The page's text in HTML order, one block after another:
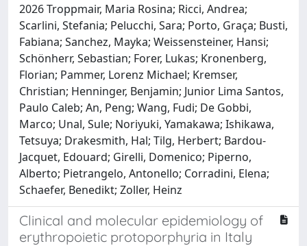
2026 Troppmair, Maria Rosina; Ricci, Andrea;
Scarlini, Stefania; Pelucchi, Sara; Porto, Graça; Busti,
Fabiana; Sanchez, Mayka; Weissensteiner, Hansi;
Schönherr, Sebastian; Forer, Lukas; Kronenberg,
Florian; Pammer, Lorenz Michael; Kremser,
Christian; Henninger, Benjamin; Junior Lima Santos,
Paulo Caleb; An, Peng; Wang, Fudi; De Gobbi,
Marco; Unal, Sule; Noriyuki, Yamakawa; Ishikawa,
Tetsuya; Drakesmith, Hal; Tilg, Herbert; Bardou-
Jacquet, Edouard; Girelli, Domenico; Piperno,
Alberto; Pietrangelo, Antonello; Corradini, Elena;
Schaefer, Benedikt; Zoller, Heinz
Clinical and molecular epidemiology of
erythropoietic protoporphyria in Italy